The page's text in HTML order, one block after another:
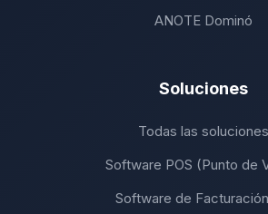
ANOTE Dominó
Soluciones
Todas las soluciones
Software POS (Punto de
Software de